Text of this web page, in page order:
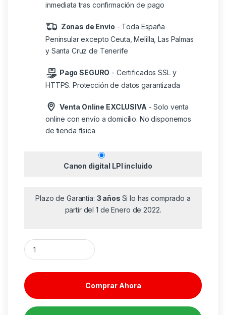
inmediata tras confirmación de pago
Zonas de Envío - Toda España
Peninsular excepto Ceuta, Melilla, Las Palmas
y Santa Cruz de Tenerife
Pago SEGURO - Certificados SSL y
HTTPS. Protección de datos garantizada
Venta Online EXCLUSIVA - Solo venta
online con envío a domicilio. No disponemos
de tienda física
Canon digital LPI incluido
Plazo de Garantía: 3 años Si lo has comprado a
partir del 1 de Enero de 2022.
Pendrive 64GB Kingston DataTraveler microDuo 3C USB 3.2
Comprar Ahora